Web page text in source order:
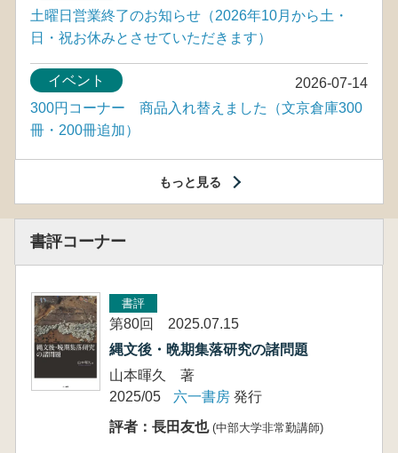
土曜日営業終了のお知らせ（2026年10月から土・
日・祝お休みとさせていただきます）
2026-07-14
イベント
300円コーナー 商品入れ替えました（文京倉庫300
冊・200冊追加）
もっと見る
書評コーナー
書評
第80回 2025.07.15
縄文後・晩期集落研究の諸問題
山本暉久 著
2025/05
六一書房 発行
評者：長田友也 (中部大学非常勤講師)